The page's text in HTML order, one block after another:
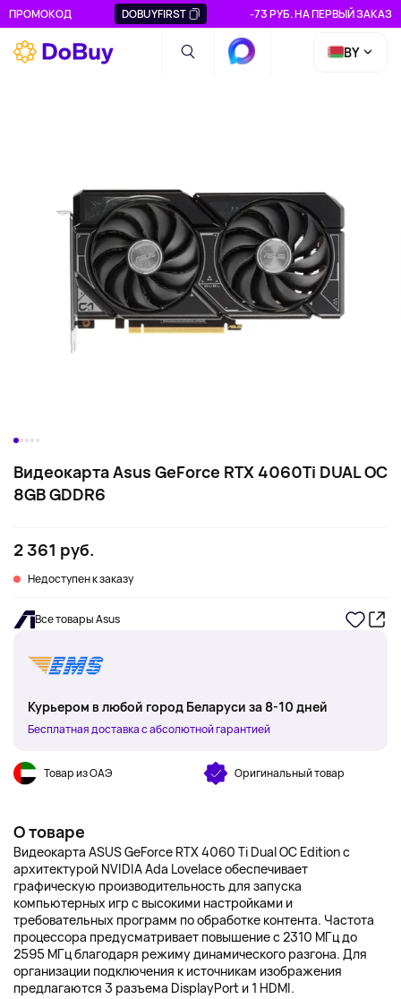
ПРОМОКОД DOBUYFIRST -73 РУБ. НА ПЕРВЫЙ ЗАКАЗ
BY
Видеокарта Asus GeForce RTX 4060Ti DUAL OC
8GB GDDR6
2 361 руб.
Недоступен к заказу
Все товары Asus
Курьером в любой город Беларуси за 8-10 дней
Бесплатная доставка с абсолютной гарантией
Товар из ОАЭ Оригинальный товар
О товаре
Видеокарта ASUS GeForce RTX 4060 Ti Dual OC Edition с
архитектурой NVIDIA Ada Lovelace обеспечивает
графическую производительность для запуска
компьютерных игр с высокими настройками и
требовательных программ по обработке контента. Частота
процессора предусматривает повышение с 2310 МГц до
2595 МГц благодаря режиму динамического разгона. Для
организации подключения к источникам изображения
предлагаются 3 разъема DisplayPort и 1 HDMI.